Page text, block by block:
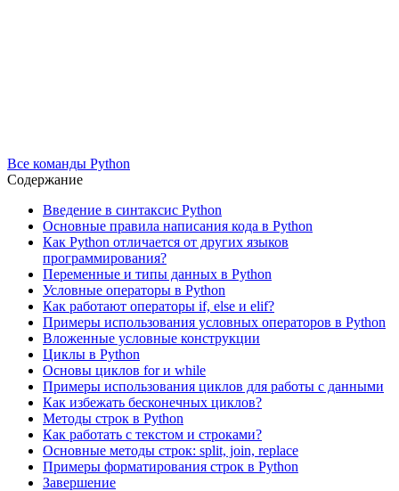
Все команды Python
Содержание
Введение в синтаксис Python
Основные правила написания кода в Python
Как Python отличается от других языков
программирования?
Переменные и типы данных в Python
Условные операторы в Python
Как работают операторы if, else и elif?
Примеры использования условных операторов в Python
Вложенные условные конструкции
Циклы в Python
Основы циклов for и while
Примеры использования циклов для работы с данными
Как избежать бесконечных циклов?
Методы строк в Python
Как работать с текстом и строками?
Основные методы строк: split, join, replace
Примеры форматирования строк в Python
Завершение